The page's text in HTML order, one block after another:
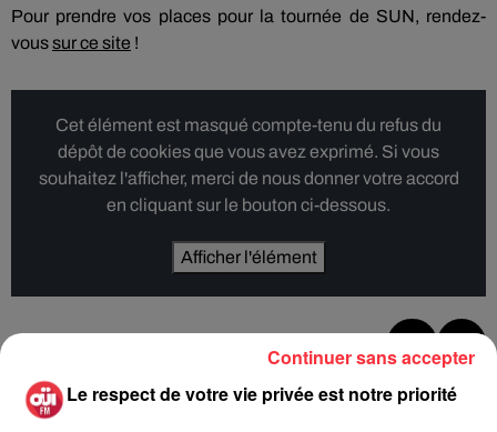
Pour prendre vos places pour la tournée de SUN, rendez-
voussur ce site !
Cet élément est masqué compte-tenu du refus du
dépôt de cookies que vous avez exprimé. Si vous
souhaitez l'afficher, merci de nous donner votre accord
en cliquant sur le bouton ci-dessous.
Afficher l'élément
Rock News
Le respect de votre vie privée est notre priorité
Continuer sans accepter